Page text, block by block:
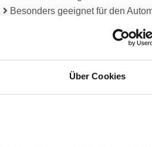
Über Cookies
Besonders geeignet für den
auch im Freizeitbereich vielseitig
Stufenlos dimmbar, umschaltbar
violett (zum Auffinden von
Wärmepumpen etc.)
Beidseitig ausklappbare Haken,
verstellbarem Fuß und starker
gegangene Kleinteile an engen
Lademöglichkeit über das